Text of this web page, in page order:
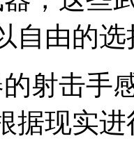
自由的
射击手
据现实